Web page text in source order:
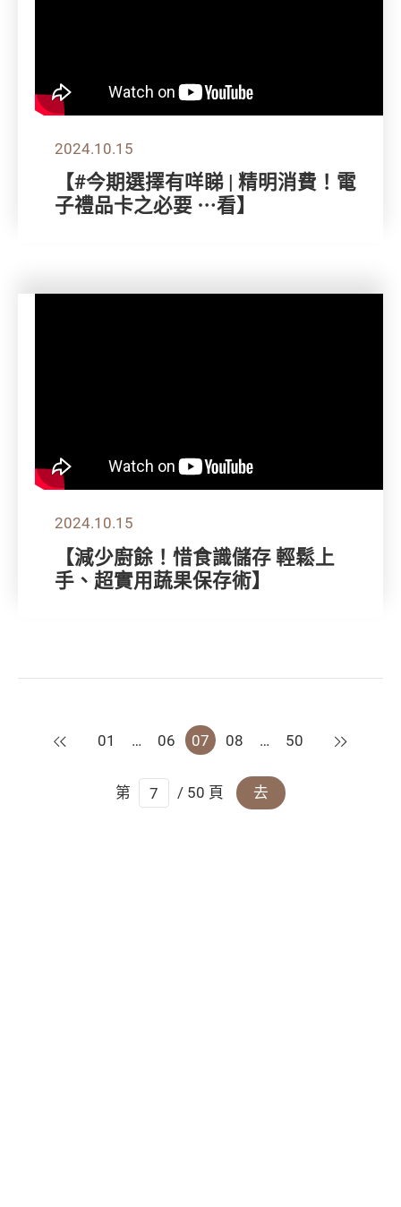
2024.10.15
【#今期選擇有咩睇 | 精明消費！電
子禮品卡之必要 ⋯看】
2024.10.15
【減少廚餘！惜食識儲存 輕鬆上
手、超實用蔬果保存術】
上一頁
01 … 06 07 08 … 50 下一頁
第 / 50 頁 去